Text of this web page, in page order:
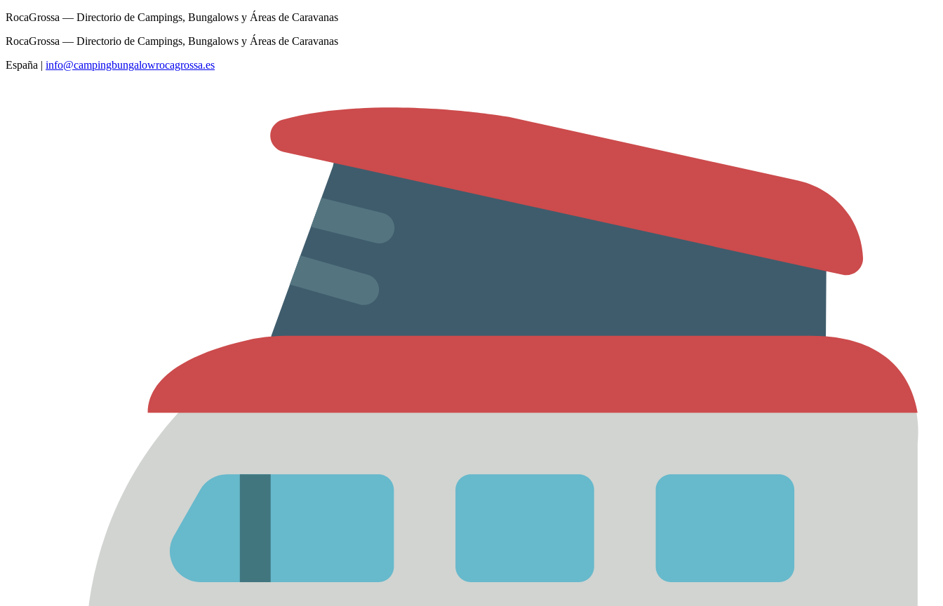
RocaGrossa — Directorio de Campings, Bungalows y Áreas de Caravanas
RocaGrossa — Directorio de Campings, Bungalows y Áreas de Caravanas
España | info@campingbungalowrocagrossa.es